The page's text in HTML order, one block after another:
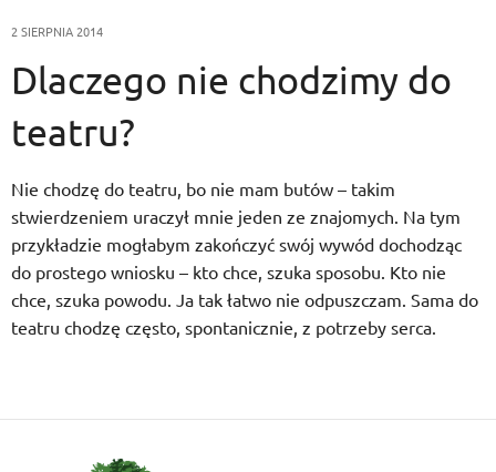
2 SIERPNIA 2014
Dlaczego nie chodzimy do
teatru?
Nie chodzę do teatru, bo nie mam butów – takim
stwierdzeniem uraczył mnie jeden ze znajomych. Na tym
przykładzie mogłabym zakończyć swój wywód dochodząc
do prostego wniosku – kto chce, szuka sposobu. Kto nie
chce, szuka powodu. Ja tak łatwo nie odpuszczam. Sama do
teatru chodzę często, spontanicznie, z potrzeby serca.